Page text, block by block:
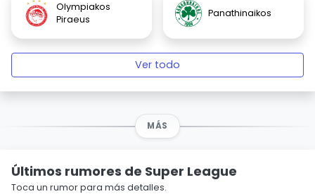
Olympiakos
Piraeus
Panathinaikos
Ver todo
MÁS
Últimos rumores de Super League
Toca un rumor para más detalles.